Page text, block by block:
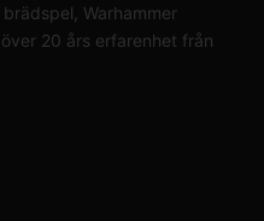
Warhammer
20 års erfarenhet från